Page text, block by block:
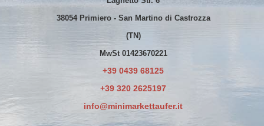
38054 Primiero - San Martino di Castrozza
(TN)
MwSt 01423670221
+39 0439 68125
+39 320 2625197
info@minimarkettaufer.it